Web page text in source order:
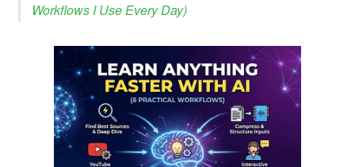
Workflows I Use Every Day)